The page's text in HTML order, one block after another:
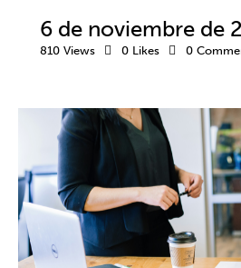
6 de noviembre de
810 Views 0 Likes 0